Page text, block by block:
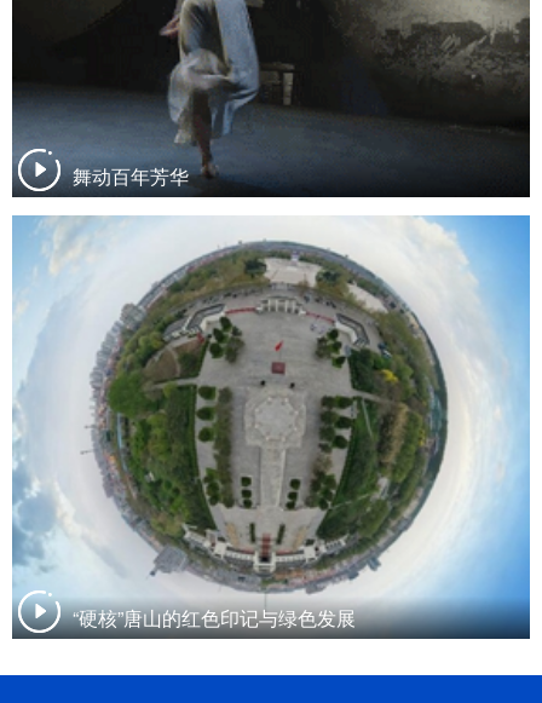
舞动百年芳华
“硬核”唐山的红色印记与绿色发展